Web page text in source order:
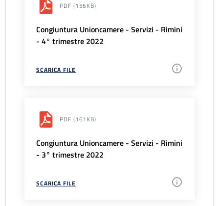
PDF (156KB)
Congiuntura Unioncamere - Servizi - Rimini
- 4° trimestre 2022
SCARICA FILE
PDF (161KB)
Congiuntura Unioncamere - Servizi - Rimini
- 3° trimestre 2022
SCARICA FILE